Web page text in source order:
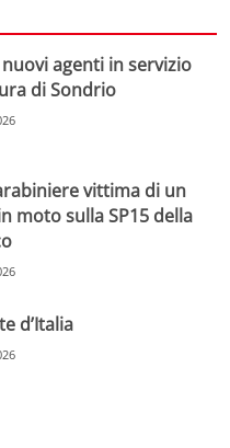
nuovi agenti in servizio
di Sondrio
vittima di un
moto sulla SP15 della
d’Italia